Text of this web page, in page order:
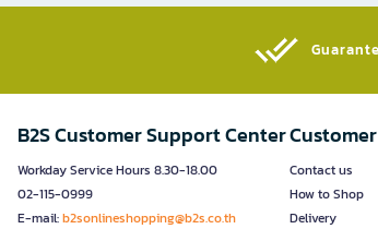
B2S Customer Support Center
Workday Service Hours 8.30-18.00
02-115-0999
E-mail:b2sonlineshopping@b2s.co.th
Contact us
How to Shop
Delivery